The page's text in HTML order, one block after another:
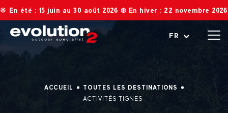
30 août 2026 ❄️ En hiver : 22 novembre 2026 au 2 mai 2027.
FR
Ouvrir le menu
ACCUEIL
TOUTES LES DESTINATIONS
ACTIVITÉS TIGNES